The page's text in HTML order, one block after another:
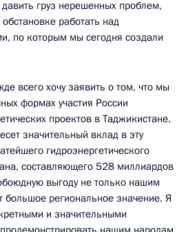
груз нерешенных проблем,
работать над
по которым мы сегодня создали
всего хочу заявить о том, что мы
формах участия России
проектов в Таджикистане.
значительный вклад в эту
гидроэнергетического
составляющего 528 миллиардов
выгоду не только нашим
большое региональное значение. Я
и значительными